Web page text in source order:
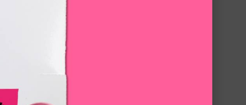
只有一種容量
NT$2,100